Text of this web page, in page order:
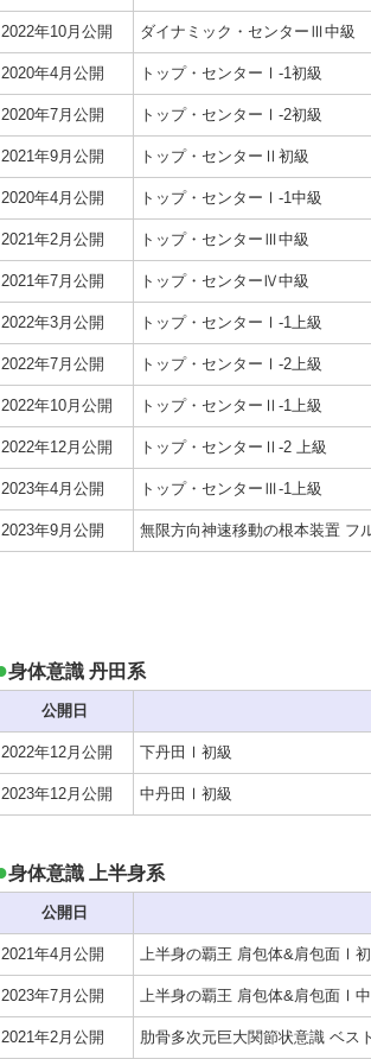
2022年10月公開 ダイナミック・センターⅢ中級
2020年4月公開 トップ・センターⅠ-1初級
2020年7月公開 トップ・センターⅠ-2初級
2021年9月公開 トップ・センターⅡ初級
2020年4月公開 トップ・センターⅠ-1中級
2021年2月公開 トップ・センターⅢ中級
2021年7月公開 トップ・センターⅣ中級
2022年3月公開 トップ・センターⅠ-1上級
2022年7月公開 トップ・センターⅠ-2上級
2022年10月公開 トップ・センターⅡ-1上級
2022年12月公開 トップ・センターⅡ-2 上級
2023年4月公開 トップ・センターⅢ-1上級
2023年9月公開 無限方向神速移動の根本装置 フ
身体意識 丹田系
公開日
2022年12月公開 下丹田Ⅰ初級
2023年12月公開 中丹田Ⅰ初級
身体意識 上半身系
公開日
2021年4月公開 上半身の覇王 肩包体&肩包面Ⅰ
2023年7月公開 上半身の覇王 肩包体&肩包面Ⅰ
2021年2月公開 肋骨多次元巨大関節状意識 ベス